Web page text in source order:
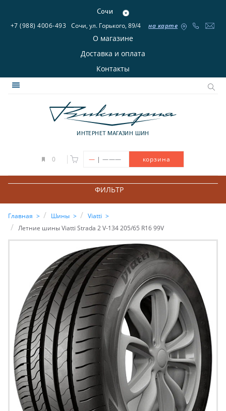
Сочи
+7 (988) 4006-493 Сочи, ул. Горького, 89/4 на карте
О магазине
Доставка и оплата
Контакты
ИНТЕРНЕТ МАГАЗИН ШИН
0 — | ——— корзина
ФИЛЬТР
Главная Шины
Viatti
Летние шины Viatti Strada 2 V-134 205/65 R16 99V